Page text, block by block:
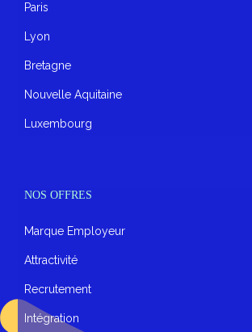
Paris
Lyon
Bretagne
Nouvelle Aquitaine
Luxembourg
NOS OFFRES
Marque Employeur
Attractivité
Recrutement
Intégration